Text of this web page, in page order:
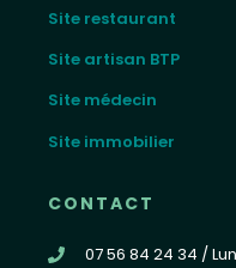
Site restaurant
Site artisan BTP
Site médecin
Site immobilier
CONTACT
07 56 84 24 34 /